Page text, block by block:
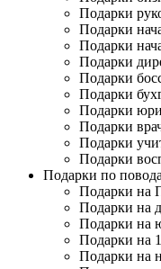
Подарки
Подарки
Подарки
Подарки
Подарки
Подарки
Подарки
Подарки
Подарки
Подарки
Подарки по
Подарки на
Подарки на
Подарки на
Подарки на
Подарки на